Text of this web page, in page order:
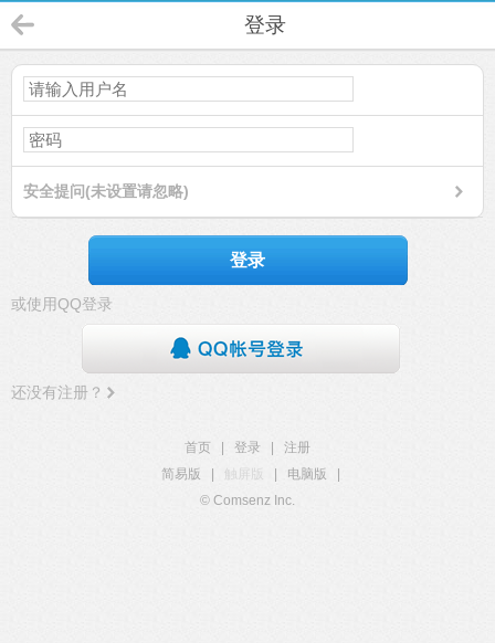
登录
安全提问(未设置请忽略)
登录
或使用QQ登录
还没有注册？
首页 登录
注册
简易版
触屏版 电脑版
© Comsenz Inc.